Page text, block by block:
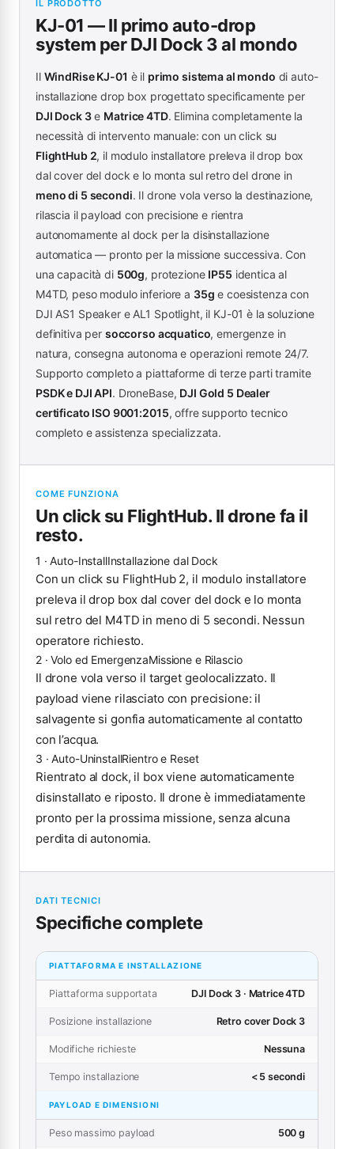
IL PRODOTTO
KJ-01 — Il primo auto-drop
system per DJI Dock 3 al mondo
Il WindRise KJ-01 è il primo sistema al mondo di auto-
installazione drop box progettato specificamente per
DJI Dock 3e Matrice 4TD. Elimina completamente la
necessità di intervento manuale: con un click su
FlightHub 2, il modulo installatore preleva il drop box
dal cover del dock e lo monta sul retro del drone in
meno di 5 secondi. Il drone vola verso la destinazione,
rilascia il payload con precisione e rientra
autonomamente al dock per la disinstallazione
automatica — pronto per la missione successiva. Con
una capacità di 500g, protezione IP55 identica al
M4TD, peso modulo inferiore a 35g e coesistenza con
DJI AS1 Speaker e AL1 Spotlight, il KJ-01 è la soluzione
definitiva per soccorso acquatico, emergenze in
natura, consegna autonoma e operazioni remote 24/7.
Supporto completo a piattaforme di terze parti tramite
PSDK e DJI API. DroneBase, DJI Gold 5 Dealer
certificato ISO 9001:2015, offre supporto tecnico
completo e assistenza specializzata.
COME FUNZIONA
Un click su FlightHub. Il drone fa il
resto.
1 · Auto-InstallInstallazione dal Dock
Con un click su FlightHub 2, il modulo installatore
preleva il drop box dal cover del dock e lo monta
sul retro del M4TD in meno di 5 secondi. Nessun
operatore richiesto.
2 · Volo ed EmergenzaMissione e Rilascio
Il drone vola verso il target geolocalizzato. Il
payload viene rilasciato con precisione: il
salvagente si gonfia automaticamente al contatto
con l’acqua.
3 · Auto-UninstallRientro e Reset
Rientrato al dock, il box viene automaticamente
disinstallato e riposto. Il drone è immediatamente
pronto per la prossima missione, senza alcuna
perdita di autonomia.
DATI TECNICI
Specifiche complete
PIATTAFORMA E INSTALLAZIONE
Piattaforma supportata DJI Dock 3 · Matrice 4TD
Posizione installazione Retro cover Dock 3
Modifiche richieste Nessuna
Tempo installazione < 5 secondi
PAYLOAD E DIMENSIONI
Peso massimo payload 500 g